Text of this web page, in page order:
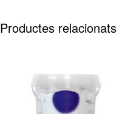
Productes relacionats